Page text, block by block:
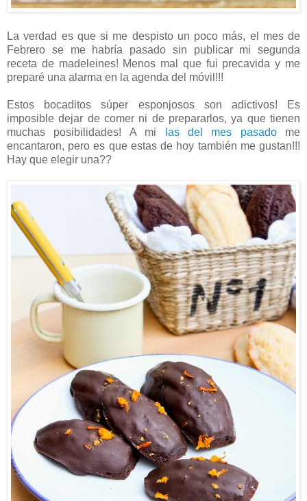
La verdad es que si me despisto un poco más, el mes de
Febrero se me habría pasado sin publicar mi segunda
receta de madeleines! Menos mal que fui precavida y me
preparé una alarma en la agenda del móvil!!!
Estos bocaditos súper esponjosos son adictivos! Es
imposible dejar de comer ni de prepararlos, ya que tienen
muchas posibilidades! A mi
las del mes pasadome
encantaron, pero es que estas de hoy también me gustan!!!
Hay que elegir una??